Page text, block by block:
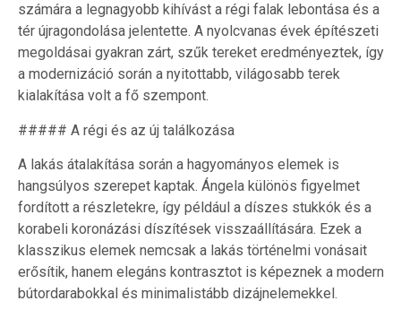
számára a legnagyobb kihívást a régi falak lebontása és a
tér újragondolása jelentette. A nyolcvanas évek építészeti
megoldásai gyakran zárt, szűk tereket eredményeztek, így
a modernizáció során a nyitottabb, világosabb terek
kialakítása volt a fő szempont.
##### A régi és az új találkozása
A lakás átalakítása során a hagyományos elemek is
hangsúlyos szerepet kaptak. Ángela különös figyelmet
fordított a részletekre, így például a díszes stukkók és a
korabeli koronázási díszítések visszaállítására. Ezek a
klasszikus elemek nemcsak a lakás történelmi vonásait
erősítik, hanem elegáns kontrasztot is képeznek a modern
bútordarabokkal és minimalistább dizájnelemekkel.